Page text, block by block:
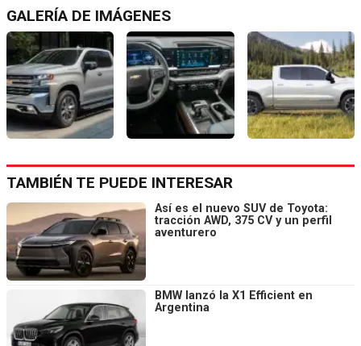
GALERÍA DE IMÁGENES
TAMBIÉN TE PUEDE INTERESAR
Así es el nuevo SUV de Toyota:
tracción AWD, 375 CV y un perfil
aventurero
BMW lanzó la X1 Efficient en
Argentina